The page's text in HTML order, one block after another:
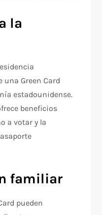
la
Green Card
estadounidense.
beneficios
a votar y la
familiar
pueden